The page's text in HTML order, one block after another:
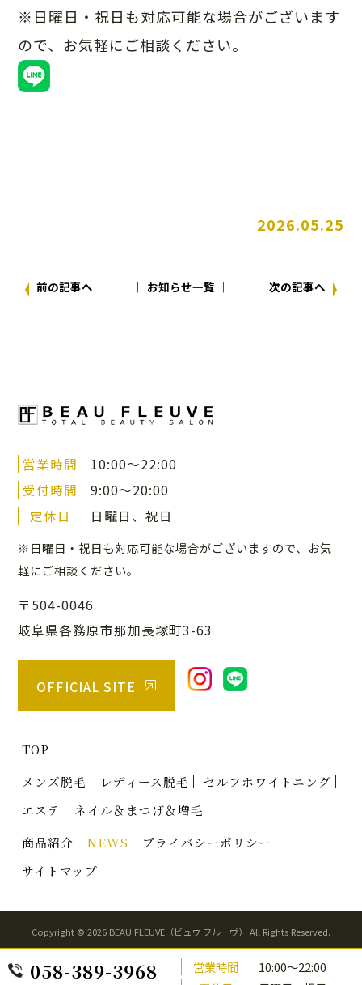
058-389-3968 営業時間
10:00～22:00
※日曜日・祝日も対応可能な場合がございます
ので、 お気軽にご相談ください。
2026.05.25
前の記事へ 次の記事へ
│ お知らせ一覧 │
営業時間
10:00～22:00
受付時間
9:00～20:00
定休日
日曜日、祝日
※日曜日・祝日も対応可能な場合がございますので、 お気
軽にご相談ください。
〒504-0046
岐阜県各務原市那加長塚町3-63
OFFICIAL SITE
TOP
メンズ脱毛
レディース脱毛
セルフホワイトニング
エステ
ネイル＆まつげ＆増毛
商品紹介
NEWS
プライバシーポリシー
サイトマップ
Copyright © 2026 BEAU FLEUVE（ビュウ フルーヴ） All Rights Reserved.